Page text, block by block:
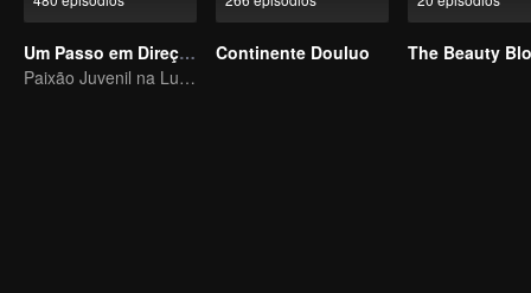
Um Passo em Direção à Liberdade
Paixão Juvenil na Luta Mundial
Continente Douluo The Beauty